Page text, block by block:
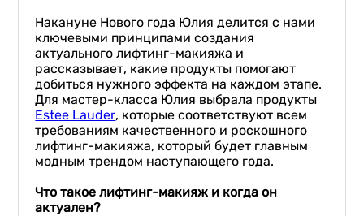
Накануне Нового года Юлия делится с нами
ключевыми принципами создания
актуального лифтинг-макияжа и
рассказывает, какие продукты помогают
добиться нужного эффекта на каждом этапе.
Для мастер-класса Юлия выбрала продукты
Estee Lauder, которые соответствуют всем
требованиям качественного и роскошного
лифтинг-макияжа, который будет главным
модным трендом наступающего года.
Что такое лифтинг-макияж и когда он
актуален?